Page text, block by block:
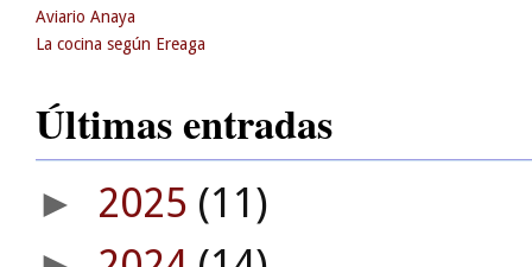
Aviario Anaya
La cocina según Ereaga
Últimas entradas
► 2025 (11)